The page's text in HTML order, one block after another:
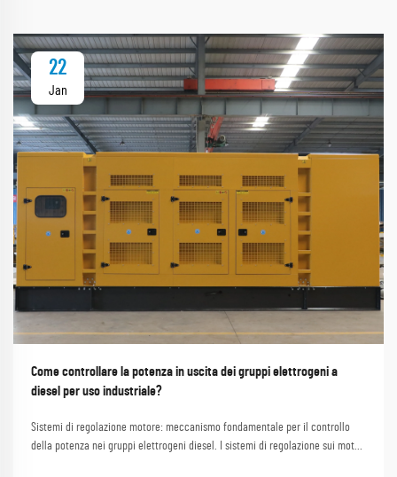
22
Jan
Come controllare la potenza in uscita dei gruppi elettrogeni a
diesel per uso industriale?
Sistemi di regolazione motore: meccanismo fondamentale per il controllo
della potenza nei gruppi elettrogeni diesel. I sistemi di regolazione sui motori